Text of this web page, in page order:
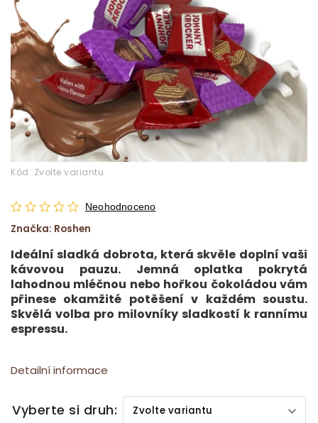
Kód: Zvolte variantu
Neohodnoceno
Značka: Roshen
Ideální sladká dobrota, která skvěle doplní vaši
kávovou pauzu. Jemná oplatka pokrytá
lahodnou mléčnou nebo hořkou čokoládou vám
přinese okamžité potěšení v každém soustu.
Skvělá volba pro milovníky sladkostí k rannímu
espressu.
Detailní informace
Vyberte si druh: